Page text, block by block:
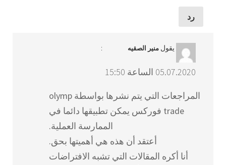
رد
يقول منير الصقيه :
05.07.2020 الساعة 15:50
المراجعات التي يتم نشرها بواسطة olymp
trade فوركس يمكن تطبيقها دائما في
الممارسة العملية.
أعتقد أن هذه هي أهميتها بحق.
أنا أكره المقالات التي تشبه الافتراضات